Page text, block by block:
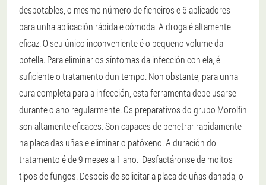
desbotables, o mesmo número de ficheiros e 6 aplicadores
para unha aplicación rápida e cómoda. A droga é altamente
eficaz. O seu único inconveniente é o pequeno volume da
botella. Para eliminar os síntomas da infección con ela, é
suficiente o tratamento dun tempo. Non obstante, para unha
cura completa para a infección, esta ferramenta debe usarse
durante o ano regularmente. Os preparativos do grupo Morolfin
son altamente eficaces. Son capaces de penetrar rapidamente
na placa das uñas e eliminar o patóxeno. A duración do
tratamento é de 9 meses a 1 ano. Desfactáronse de moitos
tipos de fungos. Despois de solicitar a placa de uñas danada, o